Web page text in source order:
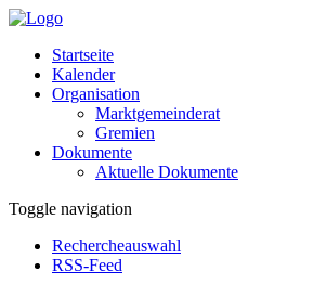
Startseite
Kalender
Organisation
Marktgemeinderat
Gremien
Dokumente
Aktuelle Dokumente
Toggle navigation
Rechercheauswahl
RSS-Feed